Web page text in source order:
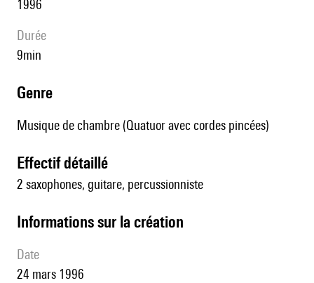
1996
durée
9min
genre
Musique de chambre (Quatuor avec cordes pincées)
effectif détaillé
2 saxophones, guitare, percussionniste
informations sur la création
date
24 mars 1996